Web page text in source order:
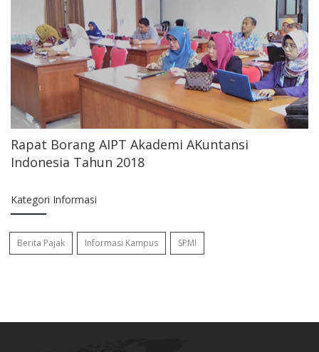
Rapat Borang AIPT Akademi AKuntansi
Indonesia Tahun 2018
Kategori Informasi
Berita Pajak Informasi Kampus SPMI